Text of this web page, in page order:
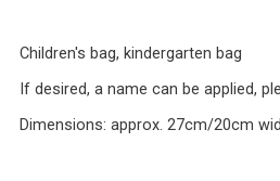
Children's bag, kindergarten bag
If desired, a name can be applied,
Dimensions: approx. 27cm/20cm